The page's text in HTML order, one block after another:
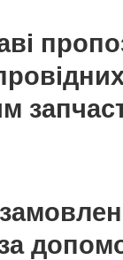
за